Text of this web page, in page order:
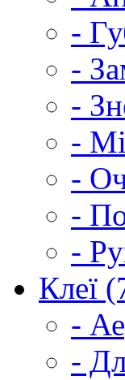
-
-
-
-
-
-
-
Клеї
-
-